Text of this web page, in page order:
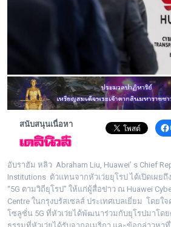
สนับสนุนเนื่อหา
อับราฮัม หลิว Abraham Liu, Huawei’ s Chief
Institutions ตัวแทนจากหัวเว่ยยุโรป ได้เปิดเผย
“5G ตามวิถียุโรป” ให้แก่ผู้สื่อข่าว ณ Huawei
Centre ในกรุงบรัสเซลส์ ประเทศเบลเยี่ยม โดย
โซลูชั่น 5G ที่หัวเว่ยได้พัฒนาร่วมกับยุโรปมาโด